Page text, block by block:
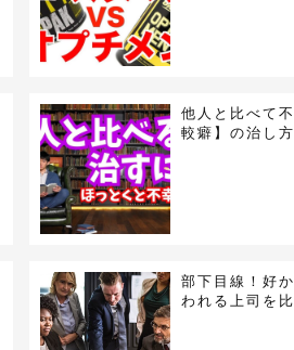
他人と比べて
較癖】の治し方
部下目線！好
われる上司を